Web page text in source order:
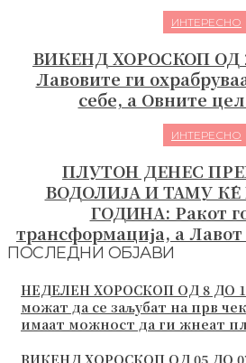
ИНТЕРЕСНО
ВИКЕНД ХОРОСКОП ОД
Лавовите ги
себе, а Овните
ИНТЕРЕСНО
ПЛУТОН ДЕНЕС
ВОДОЛИЈА И ТАМУ ЌЕ
ГОДИНА: Ракот
трансформација, а
ПОСЛЕДНИ ОБЈАВИ
НЕДЕЛЕН ХОРОСКОП ОД 8 ДО
можат да се заљубат на прв
имаат можност да ги жнеат